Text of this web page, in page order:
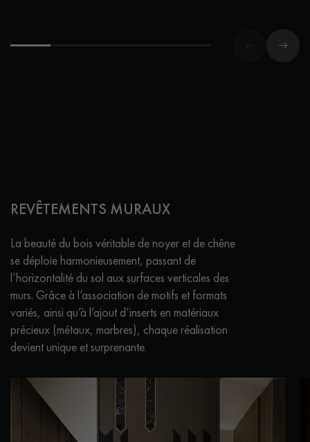
REVÊTEMENTS MURAUX
La beauté du bois véritable de noyer et de chêne
se déploie harmonieusement, passant de
l’horizontalité du sol aux surfaces verticales des
murs. Grâce à l’association de motifs et formats
variés, ainsi qu’à l’ajout d’inserts en matériaux
précieux (métaux, marbres), chaque réalisation
devient unique et surprenante.